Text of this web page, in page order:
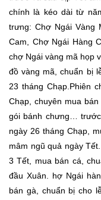
chính là kéo dài từ
trưng: Chợ Ngái Vàng
Cam, Chợ Ngái Hàng
chợ Ngái vàng mã họp
đồ vàng mã, chuẩn bị
23 tháng Chạp.Phiên
Chạp, chuyên mua
gói bánh chưng…
ngày 26 tháng Chạp,
mâm ngũ quả ngày
3 Tết, mua bán cá,
đầu Xuân. hợ Ngái
bán gà, chuẩn bị cho